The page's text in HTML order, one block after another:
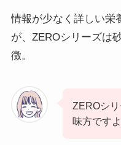
情報が少なく詳しい栄
が、ZEROシリーズは
徴。
ZEROシ
味方ですよ